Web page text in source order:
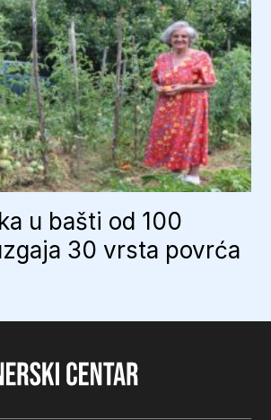
u bašti od 100
30 vrsta povrća